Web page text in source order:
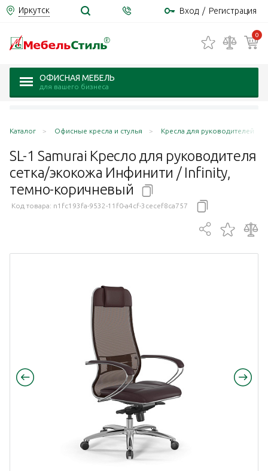
Иркутск Вход / Регистрация
0
ОФИСНАЯ МЕБЕЛЬ
для вашего бизнеса
Каталог Офисные кресла и стулья Кресла для руководителей
SL-1 Samurai Кресло для руководителя
сетка/экокожа Инфинити / Infinity,
темно-коричневый
Код товара: n1fc193fa-9532-11f0-a4cf-3cecef8ca757